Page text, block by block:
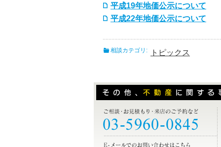
平成19年地価公示について
平成22年地価公示について
相談カテゴリ: トピックス